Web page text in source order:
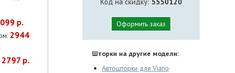
р.
2944
2797 р.
Оформить заказ
Шторки на другие модели:
Автошторки для Viano